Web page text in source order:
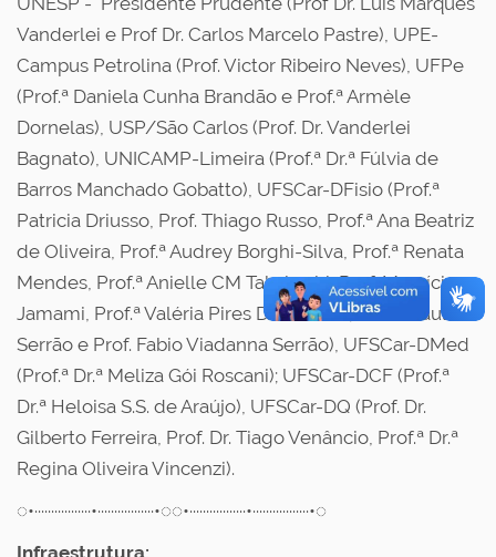
Vanderlei e Prof Dr. Carlos Marcelo Pastre), UPE-
Campus Petrolina (Prof. Victor Ribeiro Neves), UFPe
(Prof.ª Daniela Cunha Brandão e Prof.ª Armèle
Dornelas), USP/São Carlos (Prof. Dr. Vanderlei
Bagnato), UNICAMP-Limeira (Prof.ª Dr.ª Fúlvia de
Barros Manchado Gobatto), UFSCar-DFisio (Prof.ª
Patricia Driusso, Prof. Thiago Russo, Prof.ª Ana Beatriz
de Oliveira, Prof.ª Audrey Borghi-Silva, Prof.ª Renata
Mendes, Prof.ª Anielle CM Takahashi, Prof. Maurício
Jamami, Prof.ª Valéria Pires Di Lorenzo, Prof.ª Paula
Serrão e Prof. Fabio Viadanna Serrão), UFSCar-DMed
(Prof.ª Dr.ª Meliza Gói Roscani); UFSCar-DCF (Prof.ª
Dr.ª Heloisa S.S. de Araújo), UFSCar-DQ (Prof. Dr.
Gilberto Ferreira, Prof. Dr. Tiago Venâncio, Prof.ª Dr.ª
Regina Oliveira Vincenzi).
◌•·················•·················•◌◌•·················•·················•◌
Infraestrutura: